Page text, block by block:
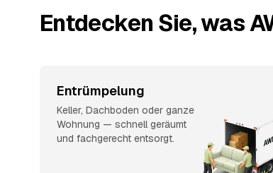
Entdecken Sie, was
Entrümpelung
Keller, Dachboden oder ganze
Wohnung — schnell geräumt
und fachgerecht entsorgt.